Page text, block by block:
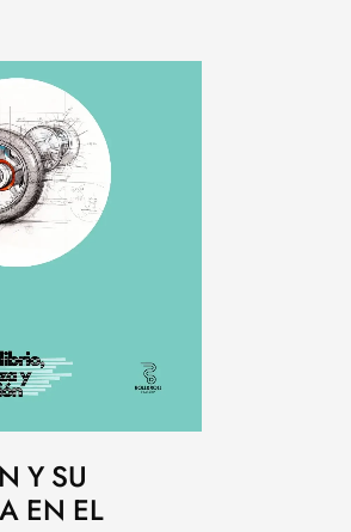
Y SU
EN EL